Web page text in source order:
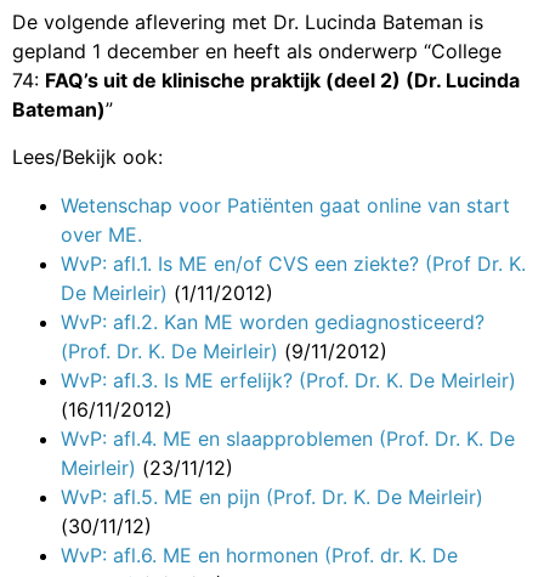
De volgende aflevering met Dr. Lucinda Bateman is
gepland 1 december en heeft als onderwerp “College
74: FAQ’s uit de klinische praktijk (deel 2) (Dr. Lucinda
Bateman)”
Lees/Bekijk ook:
Wetenschap voor Patiënten gaat online van start
over ME.
WvP: afl.1. Is ME en/of CVS een ziekte? (Prof Dr. K.
De Meirleir) (1/11/2012)
WvP: afl.2. Kan ME worden gediagnosticeerd?
(Prof. Dr. K. De Meirleir) (9/11/2012)
WvP: afl.3. Is ME erfelijk? (Prof. Dr. K. De Meirleir)
(16/11/2012)
WvP: afl.4. ME en slaapproblemen (Prof. Dr. K. De
Meirleir) (23/11/12)
WvP: afl.5. ME en pijn (Prof. Dr. K. De Meirleir)
(30/11/12)
WvP: afl.6. ME en hormonen (Prof. dr. K. De